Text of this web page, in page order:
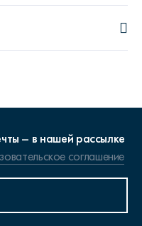
– в нашей рассылке
соглашение